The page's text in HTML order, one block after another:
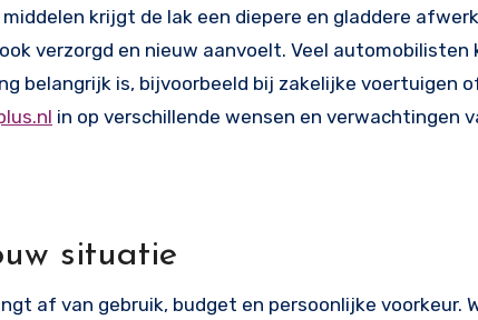
krijgt de lak een diepere en gladdere
verzorgd en nieuw aanvoelt. Veel automobilisten
belangrijk is, bijvoorbeeld bij zakelijke voertuigen
in op verschillende wensen en verwachtingen
situatie
af van gebruik, budget en persoonlijke voorkeur.